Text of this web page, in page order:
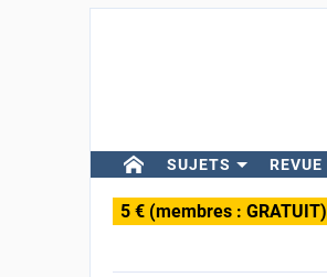
SUJETS REVUE
5 € (membres : GRATUIT)